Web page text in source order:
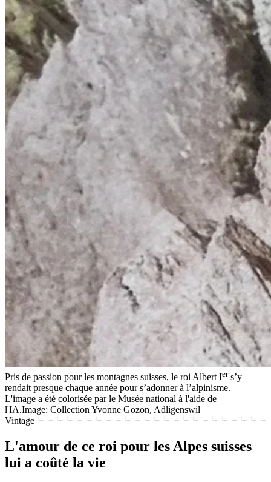
Pris de passion pour les montagnes suisses, le roi Albert Iers’y
rendait presque chaque année pour s’adonner à l’alpinisme.
L'image a été colorisée par le Musée national à l'aide de
l'IA.Image: Collection Yvonne Gozon, Adligenswil
Vintage
L'amour de ce roi pour les Alpes suisses
lui a coûté la vie